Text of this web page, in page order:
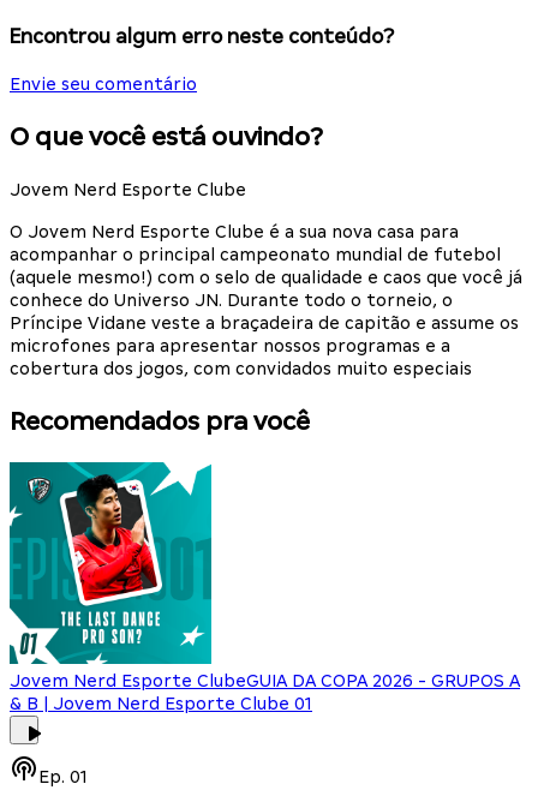
Encontrou algum erro neste conteúdo?
Envie seu comentário
O que você está ouvindo?
Jovem Nerd Esporte Clube
O Jovem Nerd Esporte Clube é a sua nova casa para
acompanhar o principal campeonato mundial de futebol
(aquele mesmo!) com o selo de qualidade e caos que você já
conhece do Universo JN. Durante todo o torneio, o
Príncipe Vidane veste a braçadeira de capitão e assume os
microfones para apresentar nossos programas e a
cobertura dos jogos, com convidados muito especiais
Recomendados pra você
Jovem Nerd Esporte ClubeGUIA DA COPA 2026 - GRUPOS A
& B | Jovem Nerd Esporte Clube 01
Ep. 01